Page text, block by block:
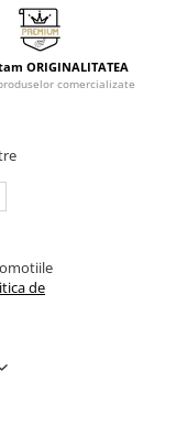
ORIGINALITATEA
comercializate
de